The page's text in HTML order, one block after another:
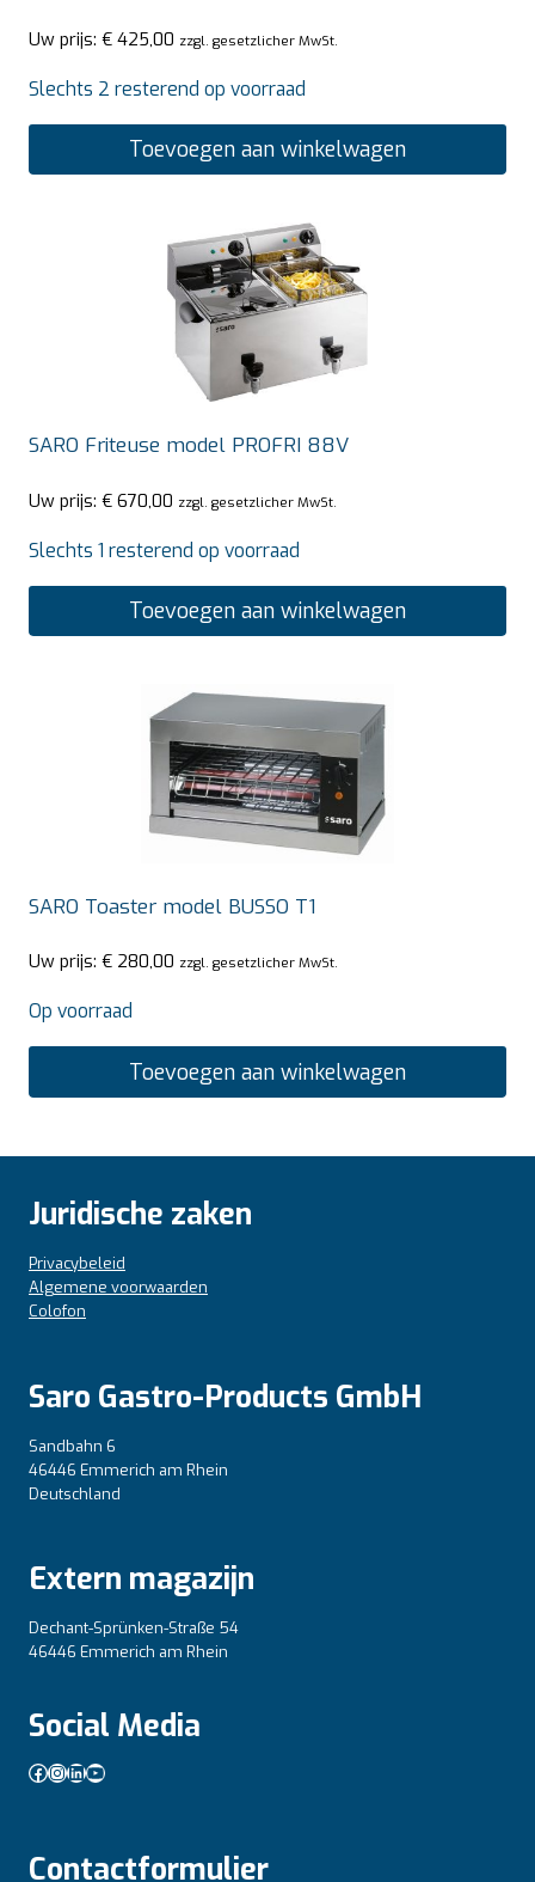
Uw prijs: € 425,00 zzgl. gesetzlicher MwSt.
Slechts 2 resterend op voorraad
Toevoegen aan winkelwagen
SARO Friteuse model PROFRI 88V
Uw prijs: € 670,00 zzgl. gesetzlicher MwSt.
Slechts 1 resterend op voorraad
Toevoegen aan winkelwagen
SARO Toaster model BUSSO T1
Uw prijs: € 280,00 zzgl. gesetzlicher MwSt.
Op voorraad
Toevoegen aan winkelwagen
Juridische zaken
Privacybeleid
Algemene voorwaarden
Colofon
Saro Gastro-Products GmbH
Sandbahn 6
46446 Emmerich am Rhein
Deutschland
Extern magazijn
Dechant-Sprünken-Straße 54
46446 Emmerich am Rhein
Social Media
Facebook
Instagram
LinkedIn
YouTube
Contactformulier